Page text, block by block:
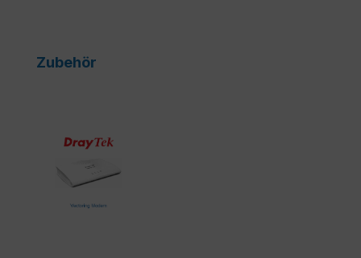
Produktgalerie überspringen
Zubehör